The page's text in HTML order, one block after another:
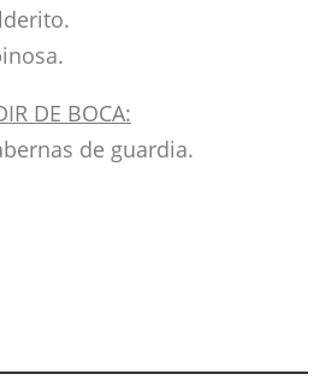
DE BOCA:
de guardia.